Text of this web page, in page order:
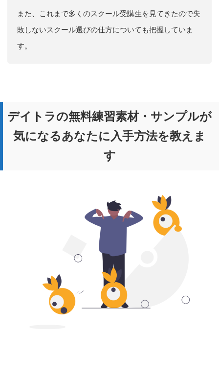
また、これまで多くのスクール受講生を見てきたので失
敗しないスクール選びの仕方についても把握していま
す。
デイトラの無料練習素材・サンプルが
気になるあなたに入手方法を教えま
す